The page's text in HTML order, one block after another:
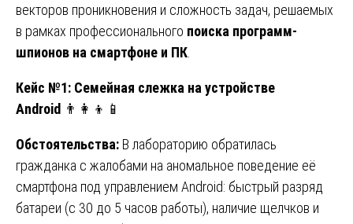
векторов проникновения и сложность задач, решаемых
в рамках профессионального поиска программ-
шпионов на смартфоне и ПК
Кейс №1: Семейная слежка на устройстве
Android 👨‍👩‍👦📱
Обстоятельства: В лабораторию обратилась
гражданка с жалобами на аномальное поведение её
смартфона под управлением Android: быстрый разряд
батареи (с 30 до 5 часов работы), наличие щелчков и